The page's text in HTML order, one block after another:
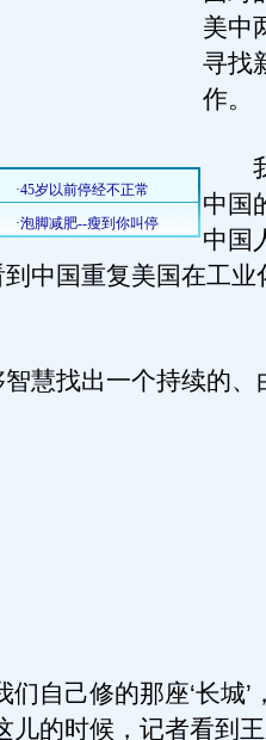
美中
寻找
作。
我
中国
中国
中国重复美国在工业
找出一个持续的、
自己修的那座‘长城’
儿的时候，记者看到